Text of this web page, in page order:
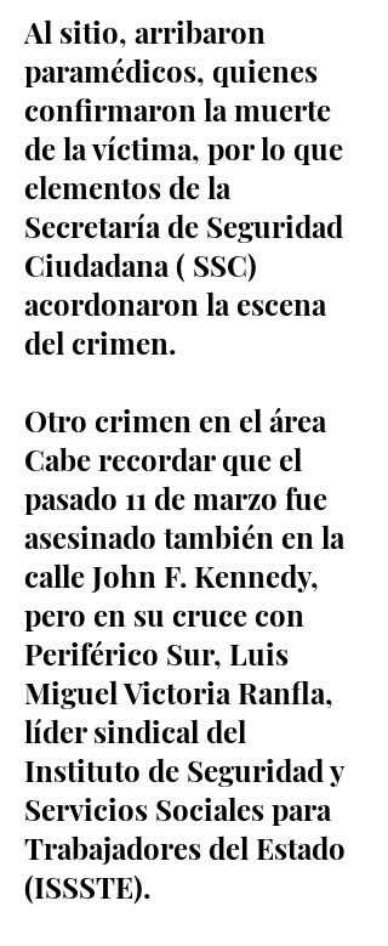
Al sitio, arribaron
paramédicos, quienes
confirmaron la muerte
de la víctima, por lo que
elementos de la
Secretaría de Seguridad
Ciudadana ( SSC)
acordonaron la escena
del crimen.
Otro crimen en el área
Cabe recordar que el
pasado 11 de marzo fue
asesinado también en la
calle John F. Kennedy,
pero en su cruce con
Periférico Sur, Luis
Miguel Victoria Ranfla,
líder sindical del
Instituto de Seguridad y
Servicios Sociales para
Trabajadores del Estado
(ISSSTE).